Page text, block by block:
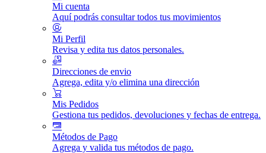
Mi cuenta
Aquí podrás consultar todos tus movimientos
Mi Perfil
Revisa y edita tus datos personales.
Direcciones de envio
Agrega, edita y/o elimina una dirección
Mis Pedidos
Gestiona tus pedidos, devoluciones y fechas de entrega.
Métodos de Pago
Agrega y valida tus métodos de pago.